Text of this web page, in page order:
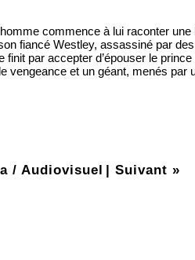
commence à lui raconter
fiancé Westley, assassiné par
par accepter d’épouser le
vengeance et un géant, menés
/ Audiovisuel | Suivant »